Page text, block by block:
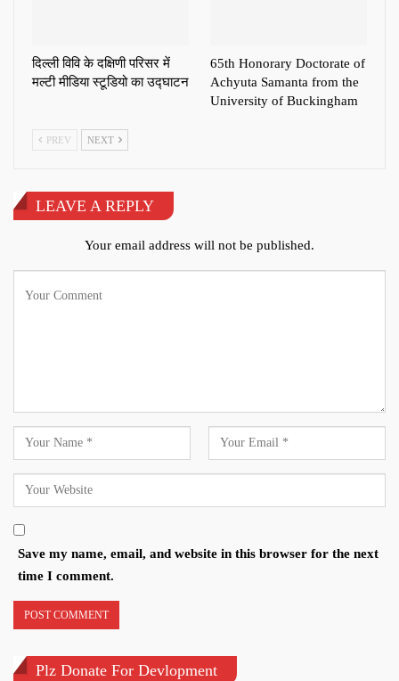
दिल्ली विवि के दक्षिणी परिसर में
मल्टी मीडिया स्टूडियो का उद्घाटन
65th Honorary Doctorate of
Achyuta Samanta from the
University of Buckingham
PREV NEXT
LEAVE A REPLY
Your email address will not be published.
Save my name, email, and website in this browser for the next
time I comment.
Plz Donate For Devlopment